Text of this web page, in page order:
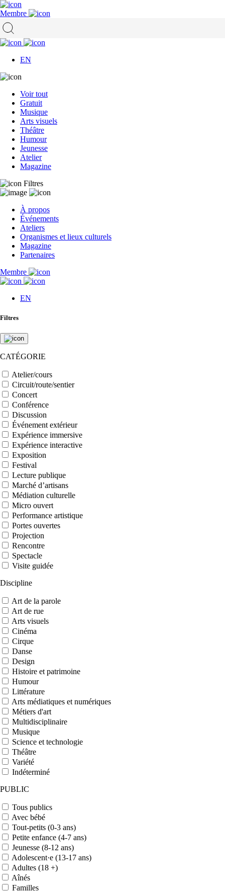
Membre
EN
Voir tout
Gratuit
Musique
Arts visuels
Théâtre
Humour
Jeunesse
Atelier
Magazine
Filtres
À propos
Événements
Ateliers
Organismes et lieux culturels
Magazine
Partenaires
Membre
EN
Filtres
CATÉGORIE
Atelier/cours
Circuit/route/sentier
Concert
Conférence
Discussion
Événement extérieur
Expérience immersive
Expérience interactive
Exposition
Festival
Lecture publique
Marché d’artisans
Médiation culturelle
Micro ouvert
Performance artistique
Portes ouvertes
Projection
Rencontre
Spectacle
Visite guidée
Discipline
Art de la parole
Art de rue
Arts visuels
Cinéma
Cirque
Danse
Design
Histoire et patrimoine
Humour
Littérature
Arts médiatiques et numériques
Métiers d'art
Multidisciplinaire
Musique
Science et technologie
Théâtre
Variété
Indéterminé
PUBLIC
Tous publics
Avec bébé
Tout-petits (0-3 ans)
Petite enfance (4-7 ans)
Jeunesse (8-12 ans)
Adolescent·e (13-17 ans)
Adultes (18 +)
Aînés
Familles